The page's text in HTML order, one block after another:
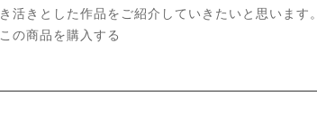
き活きとした作品をご紹介していきたいと思います。
この商品を購入する